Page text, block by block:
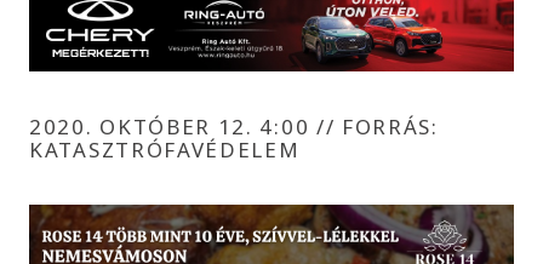
2020. OKTÓBER 12. 4:00 // FORRÁS:
KATASZTRÓFAVÉDELEM